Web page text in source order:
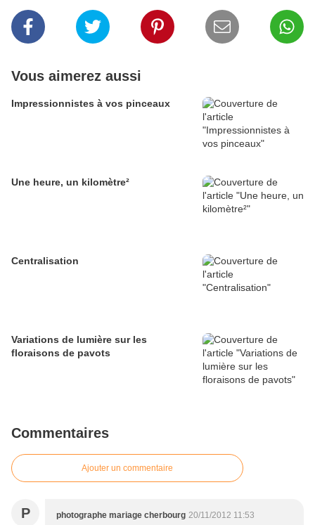
Vous aimerez aussi
Impressionnistes à vos pinceaux
Une heure, un kilomètre²
Centralisation
Variations de lumière sur les
floraisons de pavots
Commentaires
Ajouter un commentaire
P photographe mariage cherbourg 20/11/2012 11:53